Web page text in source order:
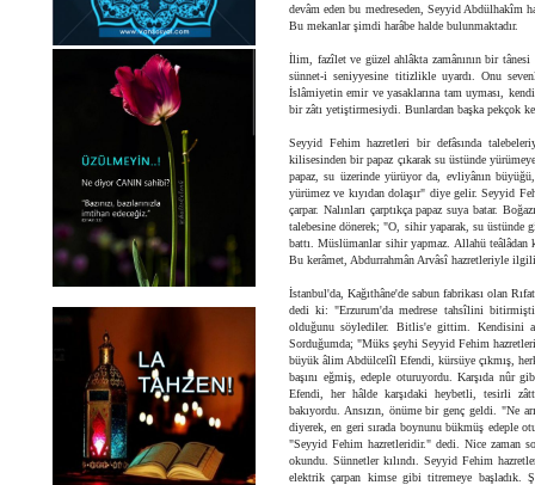
devâm eden bu medreseden, Seyyid
Bu mekanlar şimdi harâbe halde bulunmaktadır.
İlim, fazîlet ve güzel ahlâkta zamânının bir
sünnet-i seniyyesine titizlikle uyardı. Onu
İslâmiyetin emir ve yasaklarına tam uyması,
bir zâtı yetiştirmesiydi. Bunlardan başka pekçok
Seyyid Fehim hazretleri bir defâsında
kilisesinden bir papaz çıkarak su üstünde
papaz, su üzerinde yürüyor da, evliyânın
yürümez ve kıyıdan dolaşır" diye gelir. Seyyid
çarpar. Nalınları çarptıkça papaz suya batar.
talebesine dönerek; "O, sihir yaparak, su üstünde
battı. Müslümanlar sihir yapmaz. Allahü teâlâdan
Bu kerâmet, Abdurrahmân Arvâsî hazretleriyle
İstanbul'da, Kağıthâne'de sabun fabrikası olan
dedi ki: "Erzurum'da medrese tahsîlini
olduğunu söylediler. Bitlis'e gittim. Kendisini
Sorduğumda; "Müks şeyhi Seyyid Fehim
büyük âlim Abdülcelîl Efendi, kürsüye çıkmış,
başını eğmiş, edeple oturuyordu. Karşıda nûr
Efendi, her hâlde karşıdaki heybetli, tesirli
bakıyordu. Ansızın, önüme bir genç geldi. "Ne
diyerek, en geri sırada boynunu bükmüş edeple
"Seyyid Fehim hazretleridir." dedi. Nice zaman
okundu. Sünnetler kılındı. Seyyid Fehim
elektrik çarpan kimse gibi titremeye başladık.